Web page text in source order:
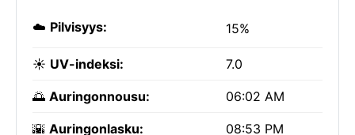
☁️ Pilvisyys: 15%
☀️ UV-indeksi: 7.0
🌅 Auringonnousu: 06:02 AM
🌇 Auringonlasku: 08:53 PM